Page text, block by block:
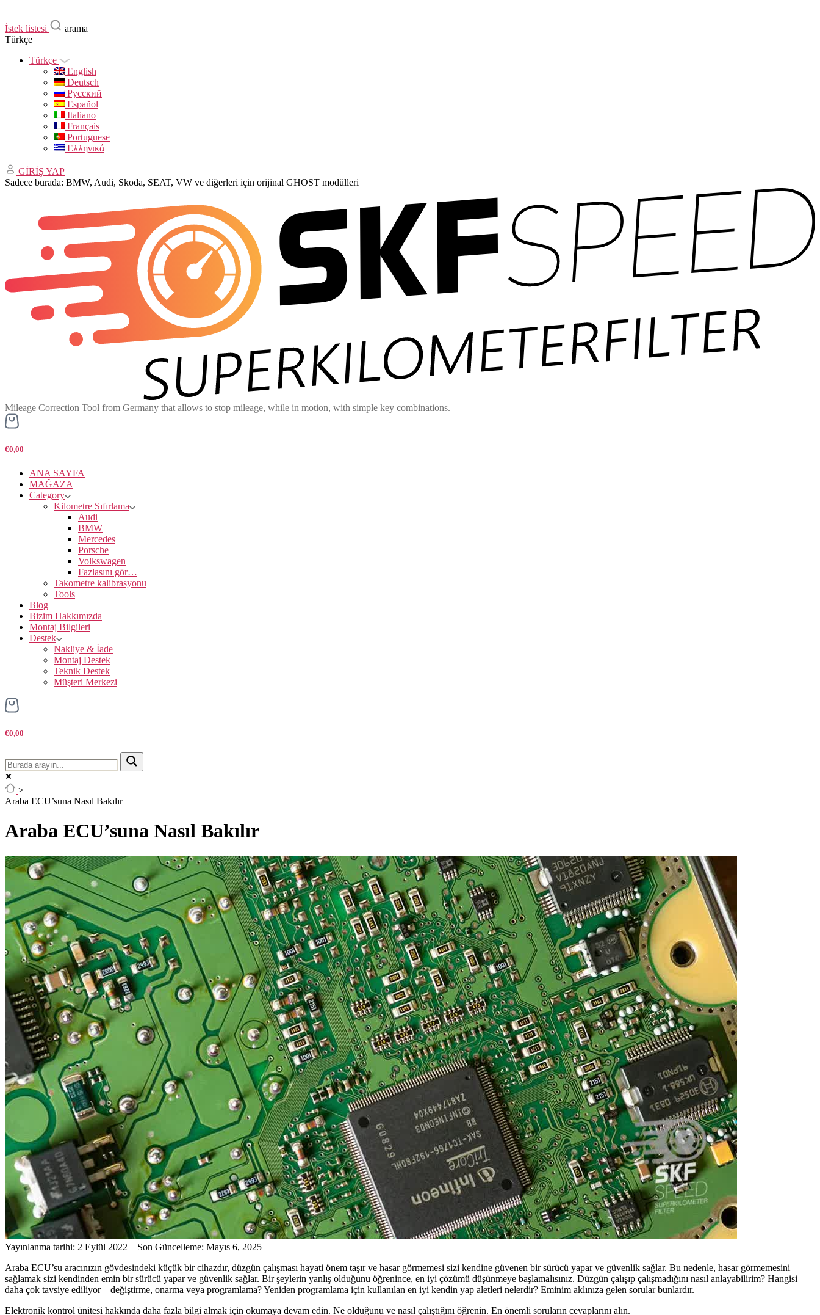
İstek listesi
arama
Türkçe
Türkçe
English
Deutsch
Русский
Español
Italiano
Français
Portuguese
Ελληνικά
GİRİŞ YAP
Sadece burada: BMW, Audi, Skoda, SEAT, VW ve diğerleri için orijinal GHOST modülleri
Mileage Correction Tool from Germany that allows to stop mileage, while in motion, with simple key combinations.
€0,00
ANA SAYFA
MAĞAZA
Category
Kilometre Sıfırlama
Audi
BMW
Mercedes
Porsche
Volkswagen
Fazlasını gör…
Takometre kalibrasyonu
Tools
Blog
Bizim Hakkımızda
Montaj Bilgileri
Destek
Nakliye & İade
Montaj Destek
Teknik Destek
Müşteri Merkezi
€0,00
>
Araba ECU’suna Nasıl Bakılır
Araba ECU’suna Nasıl Bakılır
Yayınlanma tarihi: 2 Eylül 2022 Son Güncelleme: Mayıs 6, 2025
Araba ECU’su aracınızın gövdesindeki küçük bir cihazdır, düzgün çalışması hayati önem taşır ve hasar görmemesi sizi kendine güvenen bir sürücü yapar ve güvenlik sağlar. Bu nedenle, hasar görmemesini
sağlamak sizi kendinden emin bir sürücü yapar ve güvenlik sağlar. Bir şeylerin yanlış olduğunu öğrenince, en iyi çözümü düşünmeye başlamalısınız. Düzgün çalışıp çalışmadığını nasıl anlayabilirim? Hangisi
daha çok tavsiye ediliyor – değiştirme, onarma veya programlama? Yeniden programlama için kullanılan en iyi kendin yap aletleri nelerdir? Eminim aklınıza gelen sorular bunlardır.
Elektronik kontrol ünitesi hakkında daha fazla bilgi almak için okumaya devam edin. Ne olduğunu ve nasıl çalıştığını öğrenin. En önemli soruların cevaplarını alın.